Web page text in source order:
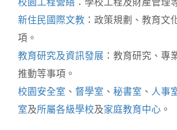
校園工程營繕 ：學校工程及財產管理
新住民國際文教 ：政策規劃、教育文
項。
教育研究及資訊發展 ：教育研究、專
推動等事項。
校園安全室 、 督學室 、 秘書室 、 人事
室及所屬各級學校及家庭教育中心 。